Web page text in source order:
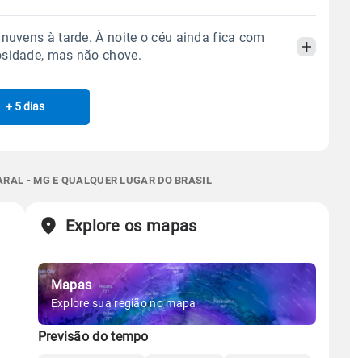
06:35h às 17:45h
Minguante
Chuva
7.1mm
48% de chance
Umidade do ar
06:34h às 17:46h
Manhã Tarde Noite
Chuva
Vento Umidade
à tarde. À noite o céu ainda fica com
mas não chove.
ManhãTarde
0.0mm
51%88%
06:33h às 17:46h
Minguante
Gráfico
Vento Umidade
+ 5 dias
- MG E QUALQUER LUGAR DO BRASIL
Explore os mapas
Mapas
Explore sua região no mapa
Previsão do tempo